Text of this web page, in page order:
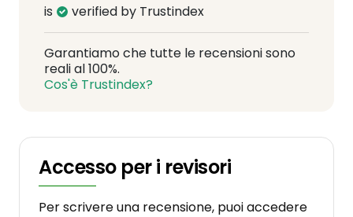
is verified by Trustindex
Garantiamo che tutte le recensioni sono
reali al 100%.
Cos'è Trustindex?
Accesso per i revisori
Per scrivere una recensione, puoi accedere